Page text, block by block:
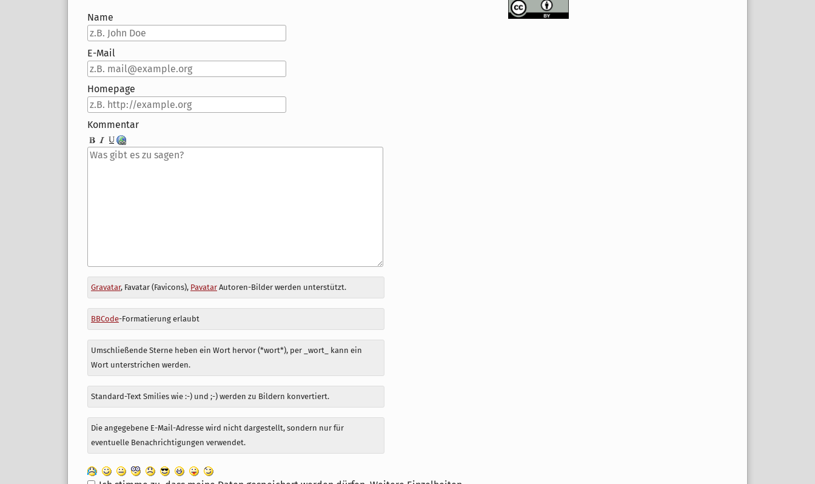
Name
E-Mail
Homepage
Kommentar
Antwort
zu
Gravatar, Favatar (Favicons), PavatarAutoren-Bilder werden unterstützt.
BBCode-Formatierung erlaubt
Umschließende Sterne heben ein Wort hervor (*wort*), per _wort_ kann ein
Wort unterstrichen werden.
Standard-Text Smilies wie :-) und ;-) werden zu Bildern konvertiert.
Die angegebene E-Mail-Adresse wird nicht dargestellt, sondern nur für
eventuelle Benachrichtigungen verwendet.